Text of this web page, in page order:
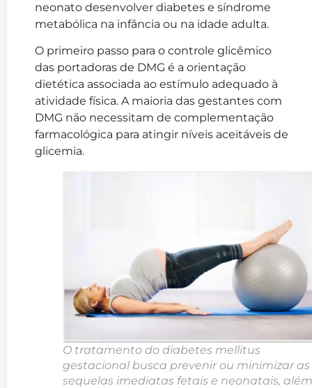
neonato desenvolver diabetes e síndrome
metabólica na infância ou na idade adulta.
O primeiro passo para o controle glicêmico
das portadoras de DMG é a orientação
dietética associada ao estímulo adequado à
atividade física. A maioria das gestantes com
DMG não necessitam de complementação
farmacológica para atingir níveis aceitáveis de
glicemia.
O tratamento do diabetes mellitus
gestacional busca prevenir ou minimizar as
sequelas imediatas fetais e neonatais, além